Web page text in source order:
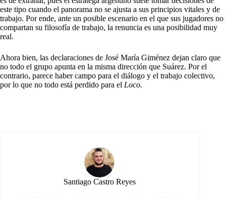
este tipo cuando el panorama no se ajusta a sus principios vitales y de
trabajo. Por ende, ante un posible escenario en el que sus jugadores no
compartan su filosofía de trabajo, la renuncia es una posibilidad muy
real.
Ahora bien, las declaraciones de José María Giménez dejan claro que
no todo el grupo apunta en la misma dirección que Suárez. Por el
contrario, parece haber campo para el diálogo y el trabajo colectivo,
por lo que no todo está perdido para el Loco.
Santiago Castro Reyes